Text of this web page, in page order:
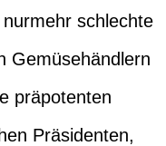
schlechte
Gemüsehändlern
präpotenten
Präsidenten,